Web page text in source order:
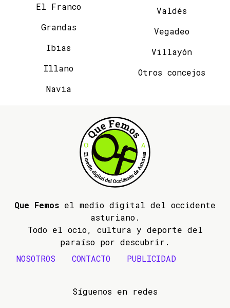
El Franco
Grandas
Ibias
Illano
Navia
Valdés
Vegadeo
Villayón
Otros concejos
Que Femos el medio digital del occidente
asturiano.
Todo el ocio, cultura y deporte del
paraíso por descubrir.
NOSOTROS
CONTACTO PUBLICIDAD
Síguenos en redes